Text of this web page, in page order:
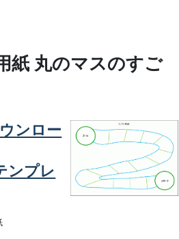
紙 丸のマスのすご
ンロー
ンプレ